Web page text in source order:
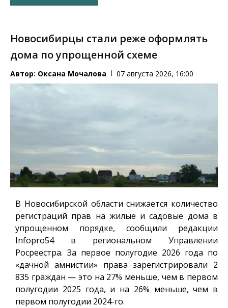
Новосибирцы стали реже оформлять
дома по упрощенной схеме
Автор: Оксана Мочалова 07 августа 2026, 16:00
В Новосибирской области снижается количество
регистраций прав на жилые и садовые дома в
упрощенном порядке, сообщили редакции
Infopro54в региональном Управлении
Росреестра. За первое полугодие 2026 года по
«дачной амнистии» права зарегистрировали 2
835 граждан — это на 27% меньше, чем в первом
полугодии 2025 года, и на 26% меньше, чем в
первом полугодии 2024-го.